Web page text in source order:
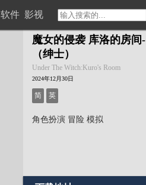
软件 影视
魔女的侵袭 库洛的房间-
（绅士）
Under The Witch:Kuro's Room
2024年12月30日
简 英
角色扮演 冒险 模拟